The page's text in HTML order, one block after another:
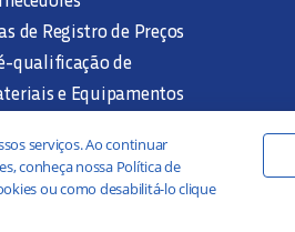
de Registro de Preços
qualificação de
e Equipamentos
Interna
serviços. Ao continuar
conheça nossa Política de
ou como desabilitá-lo clique